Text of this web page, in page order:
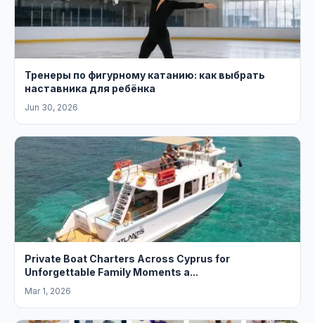
Тренеры по фигурному катанию: как выбрать
наставника для ребёнка
Jun 30, 2026
Private Boat Charters Across Cyprus for
Unforgettable Family Moments a...
Mar 1, 2026